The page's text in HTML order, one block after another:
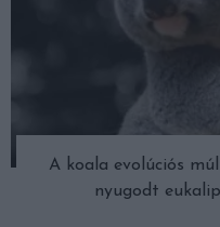
A koala evolúciós
nyugodt